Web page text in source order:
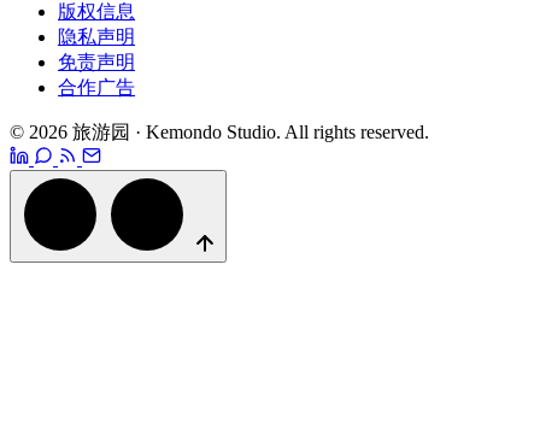
版权信息
隐私声明
免责声明
合作广告
© 2026 旅游园 · Kemondo Studio. All rights reserved.